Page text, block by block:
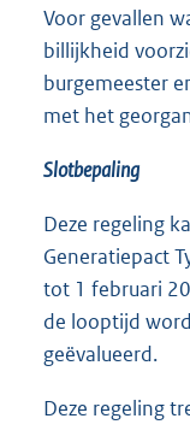
Voor gevallen
billijkheid
burgemeester
met het
Slotbepaling
Deze regeling
Generatiepact
tot 1 februari
de looptijd
geëvalueerd.
Deze regeling